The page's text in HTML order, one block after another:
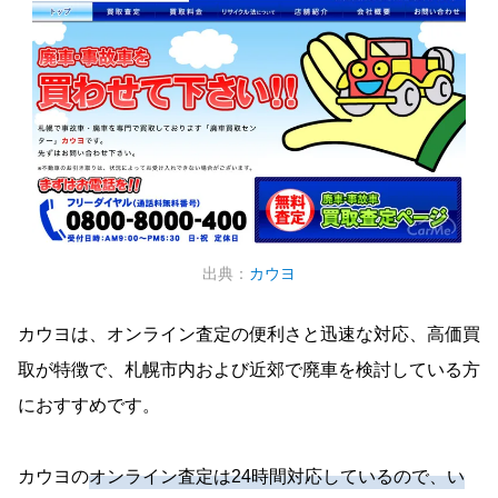
出典： カウヨ
カウヨは、オンライン査定の便利さと迅速な対応、高価買
取が特徴で、札幌市内および近郊で廃車を検討している方
におすすめです。
カウヨのオンライン査定は24時間対応しているので、い